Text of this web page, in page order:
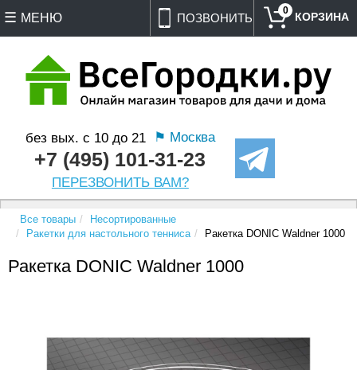
ПОЗВОНИТЬ
без вых. с 10 до 21 ⚑ Москва
+7 (495) 101-31-23
ПЕРЕЗВОНИТЬ ВАМ?
0
МЕНЮ
Все товары
Несортированные
Ракетки для настольного тенниса
Ракетка DONIC Waldner 1000
Ракетка DONIC Waldner 1000